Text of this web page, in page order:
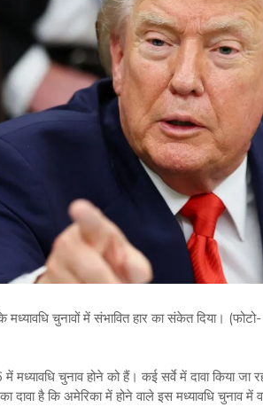
चुनावों में संभावित हार का संकेत दिया। (फोटो-
मध्यावधि चुनाव होने को हैं। कई सर्वे में दावा किया
दावा है कि अमेरिका में होने वाले इस मध्यावधि चुनाव में